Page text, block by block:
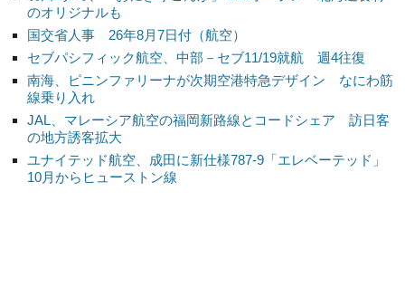
のオリジナルも
国交省人事 26年8月7日付（航空）
セブパシフィック航空、中部－セブ11/19就航 週4往復
南海、ピニンファリーナが次期空港特急デザイン なにわ筋
線乗り入れ
JAL、マレーシア航空の福岡新路線とコードシェア 訪日客
の地方誘客拡大
ユナイテッド航空、成田に新仕様787-9「エレベーテッド」
10月からヒューストン線